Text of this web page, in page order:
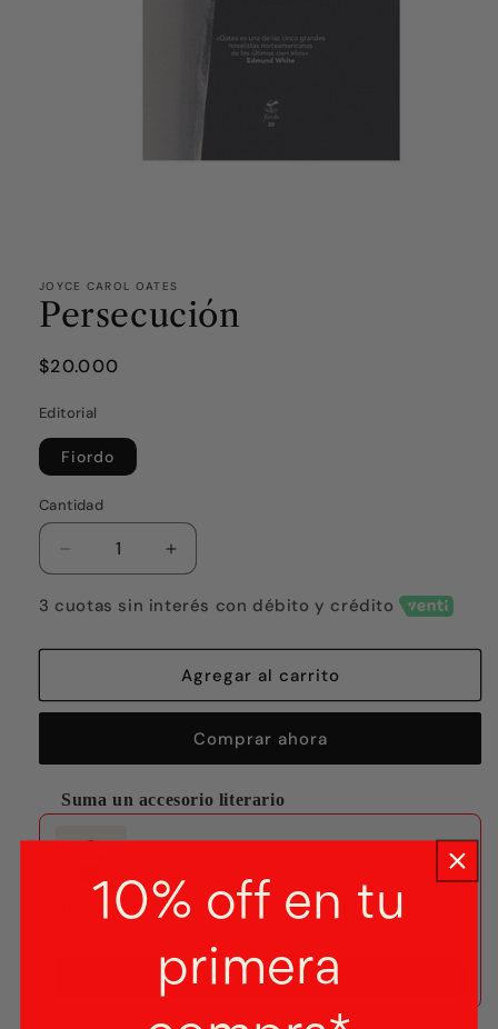
JOYCE CAROL OATES
Persecución
Precio
$20.000
Editorial
Fiordo
Cantidad
Reducir
cantidad
para
Aumentar
cantidad
para
3 cuotas sin interés con débito y crédito
Agregar al carrito
Comprar ahora
Suma un accesorio literario
Use the Previous and Next buttons to navigate through
Accesorio Literario
Agregar
10% off en tu
primera